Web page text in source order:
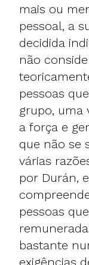
mais ou
pessoal, a
decidida
não
pessoas
grupo, uma
a força e
que não se
várias
por Durán,
pessoas
bastante
exigências